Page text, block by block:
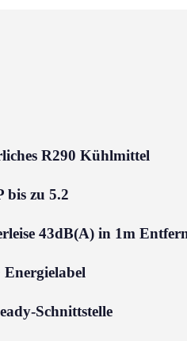
R290 Kühlmittel
bis zu 5.2
43dB(A) in 1m
Energielabel
Schnittstelle